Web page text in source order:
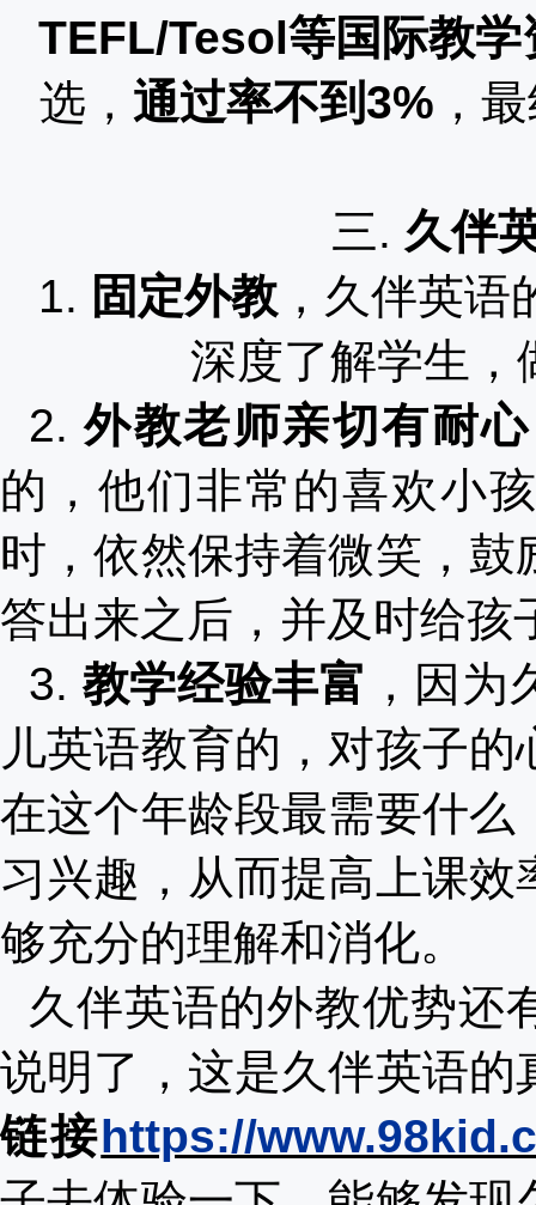
TEFL/Tesol等国际教学
选， 通过率不到 3% ，
三. 久伴
1. 固定外教，久伴英语
深度了解学生，
2.外教老师亲切有耐心
的，他们非常的喜欢小
时，依然保持着微笑，
答出来之后，并及时给孩
3.教学经验丰富 ，因
儿英语教育的，对孩子
在这个年龄段最需要什
习兴趣，从而提高上课
够充分的理解和消化。
久伴英语的外教优势还
说明了 ，这是久伴英语
链接https://